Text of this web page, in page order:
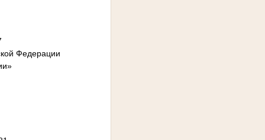
Федерации